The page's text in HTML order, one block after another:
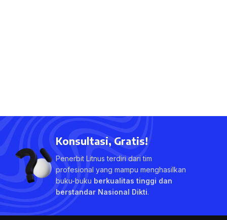
Konsultasi, Gratis!
Penerbit Litnus terdiri dari tim
profesional yang mampu menghasilkan
buku-buku berkualitas tinggi dan
berstandar Nasional Dikti.